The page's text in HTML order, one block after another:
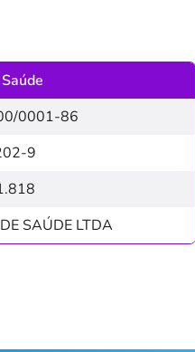
0001-86
9
SAÚDE LTDA